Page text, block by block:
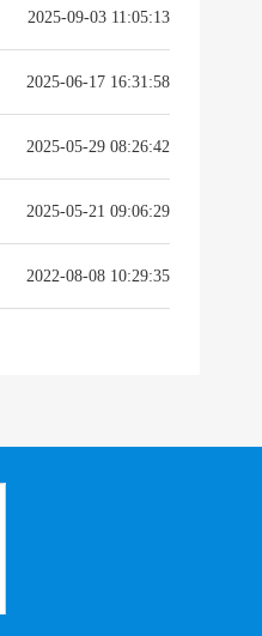
2025-09-03 11:05:13
2025-06-17 16:31:58
2025-05-29 08:26:42
2025-05-21 09:06:29
2022-08-08 10:29:35